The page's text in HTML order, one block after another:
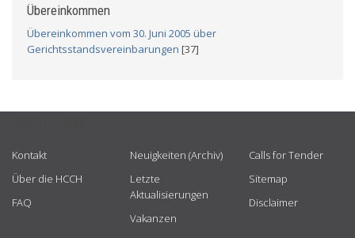
Übereinkommen
Übereinkommen vom 30. Juni 2005 über
Gerichtsstandsvereinbarungen [37]
Kontakt
Über die HCCH
FAQ
Neuigkeiten (Archiv)
Letzte
Aktualisierungen
Vakanzen
Calls for Tender
Sitemap
Disclaimer